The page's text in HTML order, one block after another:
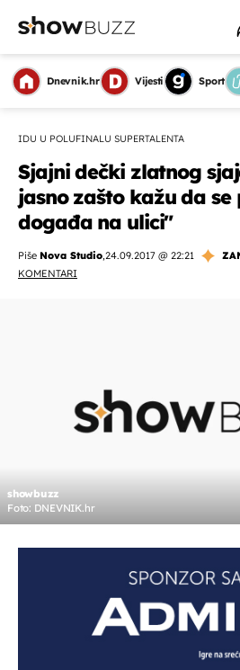
Dnevnik.hr Vijesti Sport
IDU U POLUFINALU SUPERTALENTA
Sjajni dečki zlatnog
jasno zašto kažu da
događa na ulici"
Piše Nova Studio,24.09.2017 @ 22:21
KOMENTARI
showbuzz
Foto: DNEVNIK.hr